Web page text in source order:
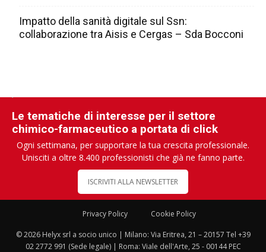
Impatto della sanità digitale sul Ssn:
collaborazione tra Aisis e Cergas – Sda Bocconi
Le tematiche di interesse per il settore
chimico-farmaceutico a portata di click
Ogni settimana, per supportare la tua crescita professionale.
Unisciti a oltre 8.400 professionisti che già ne fanno parte.
ISCRIVITI ALLA NEWSLETTER
Privacy Policy Cookie Policy
© 2026 Helyx srl a socio unico | Milano: Via Eritrea, 21 – 20157 Tel +39
02 2772 991 (Sede legale) | Roma: Viale dell'Arte, 25 - 00144 PEC